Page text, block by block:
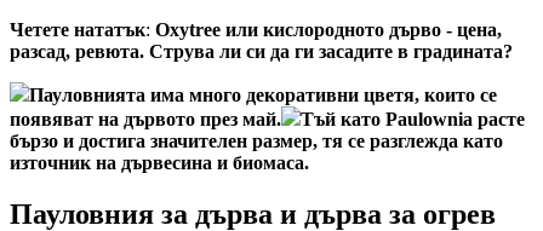
Четете нататък: Oxytree или кислородното дърво - цена,
разсад, ревюта. Струва ли си да ги засадите в градината?
Пауловнията има много декоративни цветя, които се
появяват на дървото през май.
Тъй като Paulownia расте
бързо и достига значителен размер, тя се разглежда като
източник на дървесина и биомаса.
Пауловния за дърва и дърва за огрев